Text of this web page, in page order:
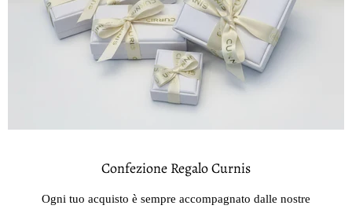
Confezione Regalo Curnis
Ogni tuo acquisto è sempre accompagnato dalle nostre